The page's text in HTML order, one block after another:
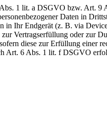
1 lit. a DSGVO bzw. Art. 9
Daten in
Ihr Endgerät (z. B. via
Vertragserfüllung oder zur
diese zur Erfüllung einer
Art. 6 Abs. 1 lit. f DSGVO